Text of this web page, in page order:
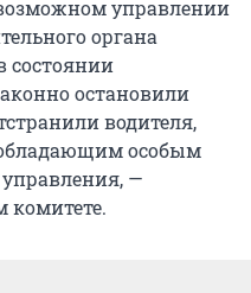
управлении
органа
состоянии
остановили
водителя,
особым
—
комитете.